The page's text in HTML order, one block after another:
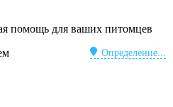
помощь для ваших питомцев
Определение...